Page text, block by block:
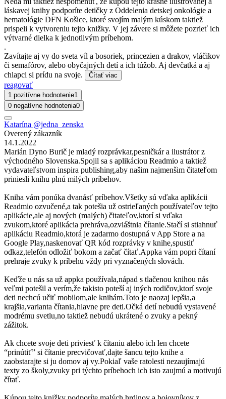
láskavej knihy podporíte detičky z Oddelenia detskej onkológie a
hematológie DFN Košice, ktoré svojím malým kúskom taktiež
prispeli k vytvoreniu tejto knižky. V jej závere si môžete pozrieť ich
výtvarné dielka k jednotlivým príbehom.
.
Zavítajte aj vy do sveta víl a bosoriek, princezien a drakov, vláčikov
či semafórov, alebo obyčajných detí a ich túžob. Aj devčatká a aj
chlapci si prídu na svoje.
Čítať viac
reagovať
1 pozitívne hodnotenie1
0 negatívne hodnotenia0
Katarína @jedna_zenska
Overený zákazník
14.1.2022
Marián Dyno Burič je mladý rozprávkar,pesničkár a ilustrátor z
východného Slovenska.Spojil sa s aplikáciou Readmio a taktiež
vydavateľstvom inspira publishing,aby našim najmenšim čitateľom
priniesli knihu plnú milých príbehov.
Kniha vám ponúka dvanásť príbehov.Všetky sú vďaka aplikácii
Readmio ozvučené,a tak potešia už ostrieľaných používateľov tejto
aplikácie,ale aj nových (malých) čitateľov,ktorí si vďaka
zvukom,ktoré aplikácia prehráva,ozvláštnia čítanie.Stačí si stiahnuť
aplikáciu Readmio,ktorá je zadarmo dostupná v App Store a na
Google Play,naskenovať QR kód rozprávky v knihe,spustiť
odkaz,telefón odložiť bokom a začať čítať.Appka vám popri čítaní
prehraje zvuky k príbehu vždy pri vyznačených slovách.
Keďže u nás sa už appka používala,nápad s tlačenou knihou nás
veľmi potešil a verím,že takisto poteší aj iných rodičov,ktorí svoje
deti nechcú učiť mobilom,ale knihám.Toto je naozaj lepšia,a
krajšia,varianta čítania,hlavne pre deti.Očká detí nebudú vystavené
modrému svetlu,no taktiež nebudú ukrátené o zvuky a pekný
zážitok.
Ak chcete svoje deti priviesť k čítaniu alebo ich len chcete
“prinútiť” si čítanie precvičovať,dajte šancu tejto knihe a
zaobstarajte si ju domov aj vy.Pokiaľ vaše ratolesti nezaujímajú
texty zo školy,zvuky pri týchto príbehoch ich isto zaujmú a motivujú
čítať.